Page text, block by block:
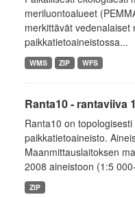
meriluontoalueet
merkittävät vedenalaiset
paikkatietoaineistossa...
WMS ZIP WFS
Ranta10 - rantaviiva
Ranta10 on
paikkatietoaineisto.
Maanmittauslaitoksen
2008 aineistoon (1:5
ZIP